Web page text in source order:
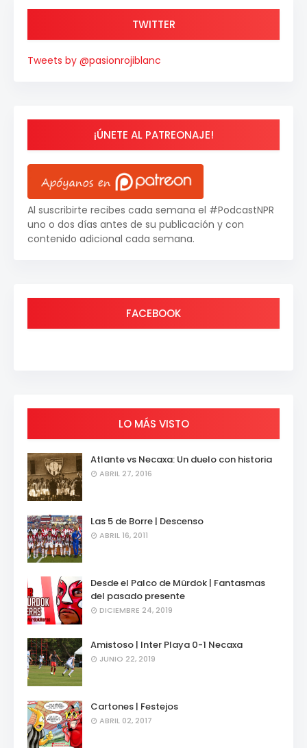
TWITTER
Tweets by @pasionrojiblanc
¡ÚNETE AL PATREONAJE!
Al suscribirte recibes cada semana el #PodcastNPR
uno o dos días antes de su publicación y con
contenido adicional cada semana.
FACEBOOK
LO MÁS VISTO
Atlante vs Necaxa: Un duelo con historia
ABRIL 27, 2016
Las 5 de Borre | Descenso
ABRIL 16, 2011
Desde el Palco de Mürdok | Fantasmas
del pasado presente
DICIEMBRE 24, 2019
Amistoso | Inter Playa 0-1 Necaxa
JUNIO 22, 2019
Cartones | Festejos
ABRIL 02, 2017